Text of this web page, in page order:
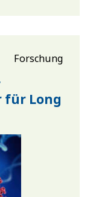
Forschung
Long